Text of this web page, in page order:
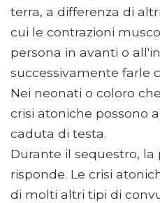
terra, a differenza di
cui le contrazioni
persona in avanti o
successivamente farle
Nei neonati o coloro
crisi atoniche possono
caduta di testa.
Durante il sequestro, la
risponde. Le crisi
di molti altri tipi di